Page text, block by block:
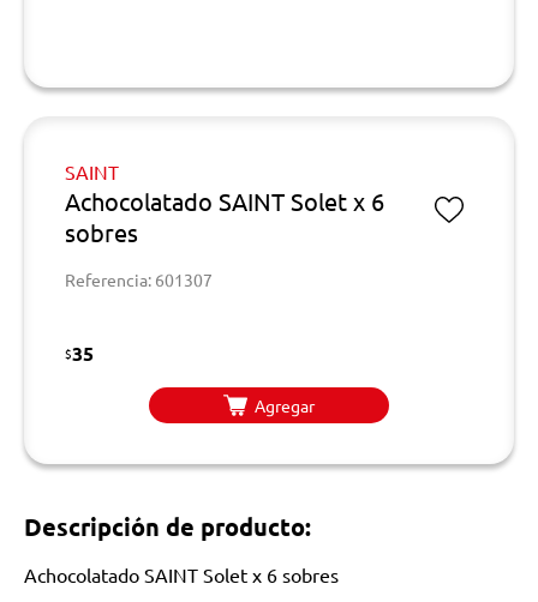
SAINT
Achocolatado SAINT Solet x 6
sobres
Referencia: 601307
$35
Agregar
Descripción de producto:
Achocolatado SAINT Solet x 6 sobres